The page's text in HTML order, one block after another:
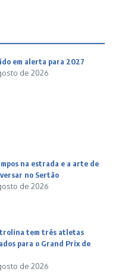
em alerta para 2027
de 2026
na estrada e a arte de
no Sertão
de 2026
tem três atletas
para o Grand Prix de
de 2026